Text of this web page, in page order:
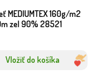
MEDIUMTEX 160g/m2
zel 90% 28521
Vložiť do košíka